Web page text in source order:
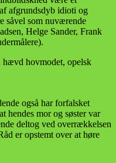
afgrundsdyb idioti og
såvel som nuværende
Helge Sander, Frank
hævd hovmodet, opelsk
også har forfalsket
hendes mor og søster var
deltog ved overrækkelsen
er opstemt over at høre